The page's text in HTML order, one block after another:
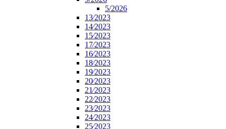
5/2026
13⁄2023
14⁄2023
15⁄2023
17⁄2023
16⁄2023
18⁄2023
19⁄2023
20⁄2023
21⁄2023
22⁄2023
23⁄2023
24⁄2023
25⁄2023